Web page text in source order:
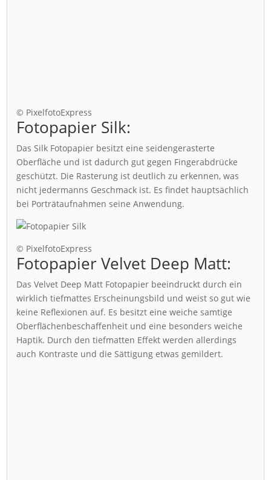
© PixelfotoExpress
Fotopapier Silk:
Das Silk Fotopapier besitzt eine seidengerasterte
Oberfläche und ist dadurch gut gegen Fingerabdrücke
geschützt. Die Rasterung ist deutlich zu erkennen, was
nicht jedermanns Geschmack ist. Es findet hauptsächlich
bei Porträtaufnahmen seine Anwendung.
© PixelfotoExpress
Fotopapier Velvet Deep Matt:
Das Velvet Deep Matt Fotopapier beeindruckt durch ein
wirklich tiefmattes Erscheinungsbild und weist so gut wie
keine Reflexionen auf. Es besitzt eine weiche samtige
Oberflächenbeschaffenheit und eine besonders weiche
Haptik. Durch den tiefmatten Effekt werden allerdings
auch Kontraste und die Sättigung etwas gemildert.